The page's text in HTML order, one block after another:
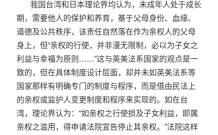
我国台湾和日本理论界均认为，未成年人处于成长
期，需要他人的保护和养育，基于父母身份、血缘、
道德及公共秩序，该责任自然落在作为亲权人的父母
身上，但“亲权的行使，并非漫无限制，必以为子女之
利益与幸福为原则……”这与英美法系国家的观点是一
致的，但在具体制度设计层面，却并未如英美法系等
国家那样有明确专门的制度与程序，而是借由民法上
的亲权或监护人变更制度和程序来实现的。如在台
湾，理论界认为：“如亲权之行使损及子女利益，即属
亲权之滥用，得申请法院宣告停止其亲权。”法院这样